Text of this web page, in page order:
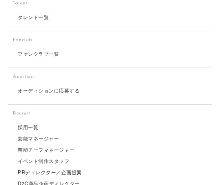
Talent
タレント一覧
Fanclub
ファンクラブ一覧
Audition
オーディションに応募する
Recruit
採用一覧
芸能マネージャー
芸能チーフマネージャー
イベント制作スタッフ
PRディレクター／企画提案
D2C商品企画ディレクター